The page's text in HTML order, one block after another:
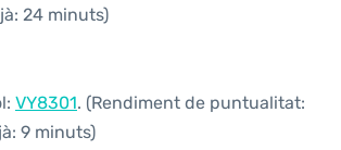
24 minuts)
VY8301. (Rendiment de puntualitat:
9 minuts)